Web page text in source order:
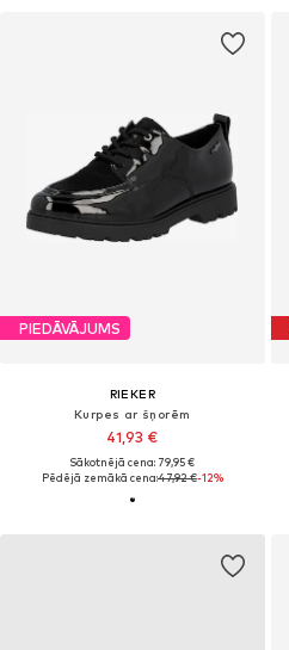
PIEDĀVĀJUMS
RIEKER
Kurpes ar šņorēm
41,93 €
Sākotnējā cena: 79,95 €
Pēdējā zemākā cena:47,92 €-12%